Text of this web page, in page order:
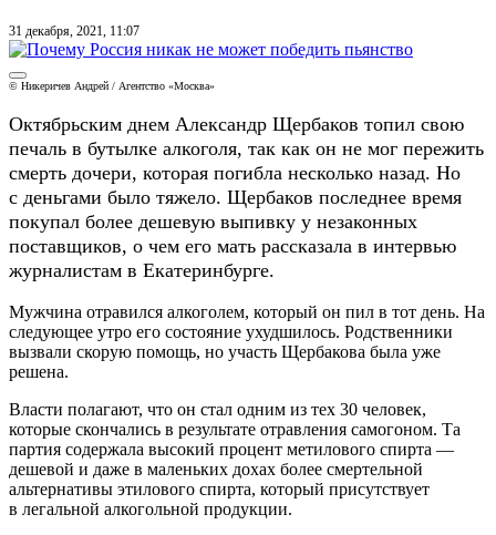
31 декабря, 2021, 11:07
© Никеричев Андрей / Агентство «Москва»
Октябрьским днем Александр Щербаков топил свою
печаль в бутылке алкоголя, так как он не мог пережить
смерть дочери, которая погибла несколько назад. Но
с деньгами было тяжело. Щербаков последнее время
покупал более дешевую выпивку у незаконных
поставщиков, о чем его мать рассказала в интервью
журналистам в Екатеринбурге.
Мужчина отравился алкоголем, который он пил в тот день. На
следующее утро его состояние ухудшилось. Родственники
вызвали скорую помощь, но участь Щербакова была уже
решена.
Власти полагают, что он стал одним из тех 30 человек,
которые скончались в результате отравления самогоном. Та
партия содержала высокий процент метилового спирта —
дешевой и даже в маленьких дохах более смертельной
альтернативы этилового спирта, который присутствует
в легальной алкогольной продукции.